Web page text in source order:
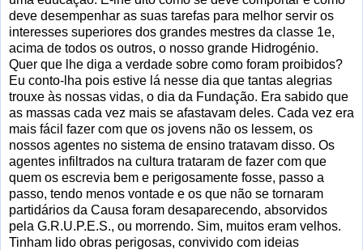
deve desempenhar as suas tarefas para melhor servir os
interesses superiores dos grandes mestres da classe 1e,
acima de todos os outros, o nosso grande Hidrogénio.
Quer que lhe diga a verdade sobre como foram proibidos?
Eu conto-lha pois estive lá nesse dia que tantas alegrias
trouxe às nossas vidas, o dia da Fundação. Era sabido que
as massas cada vez mais se afastavam deles. Cada vez era
mais fácil fazer com que os jovens não os lessem, os
nossos agentes no sistema de ensino tratavam disso. Os
agentes infiltrados na cultura trataram de fazer com que
quem os escrevia bem e perigosamente fosse, passo a
passo, tendo menos vontade e os que não se tornaram
partidários da Causa foram desaparecendo, absorvidos
pela G.R.U.P.E.S., ou morrendo. Sim, muitos eram velhos.
Tinham lido obras perigosas, convivido com ideias